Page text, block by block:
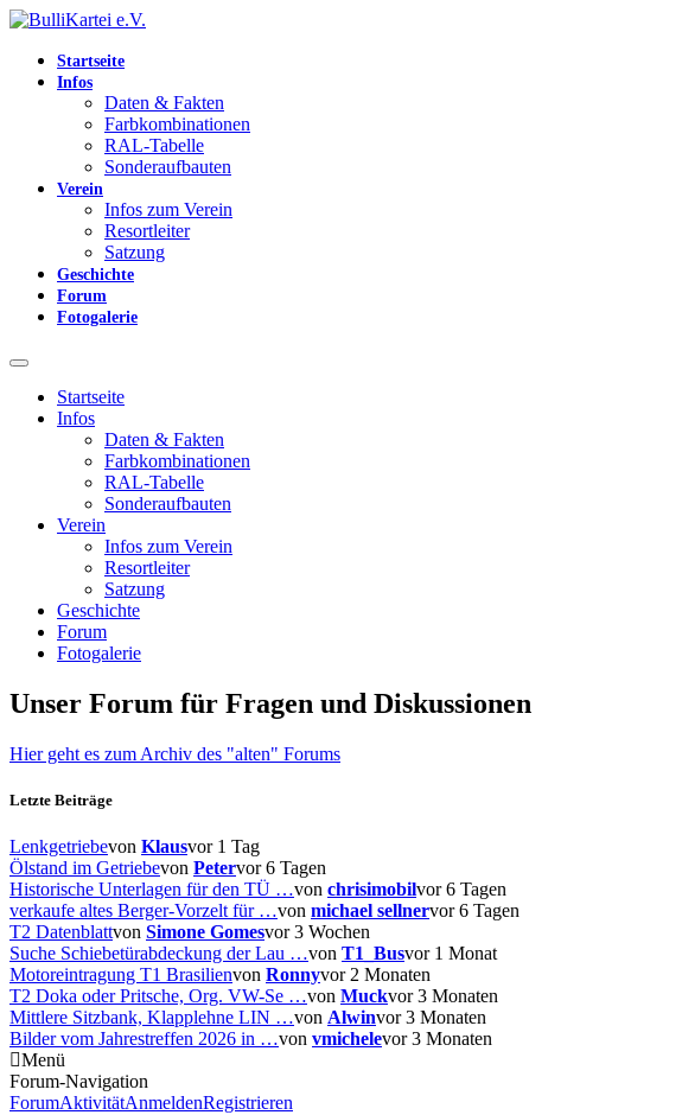
Startseite
Infos
Daten & Fakten
Farbkombinationen
RAL-Tabelle
Sonderaufbauten
Verein
Infos zum Verein
Resortleiter
Satzung
Geschichte
Forum
Fotogalerie
Startseite
Infos
Daten & Fakten
Farbkombinationen
RAL-Tabelle
Sonderaufbauten
Verein
Infos zum Verein
Resortleiter
Satzung
Geschichte
Forum
Fotogalerie
Unser Forum für Fragen und Diskussionen
Hier geht es zum Archiv des "alten" Forums
Letzte Beiträge
Lenkgetriebevon Klausvor 1 Tag
Ölstand im Getriebevon Petervor 6 Tagen
Historische Unterlagen für den TÜ …von chrisimobilvor 6 Tagen
verkaufe altes Berger-Vorzelt für …von michael sellnervor 6 Tagen
T2 Datenblattvon Simone Gomesvor 3 Wochen
Suche Schiebetürabdeckung der Lau …von T1_Busvor 1 Monat
Motoreintragung T1 Brasilienvon Ronnyvor 2 Monaten
T2 Doka oder Pritsche, Org. VW-Se …von Muckvor 3 Monaten
Mittlere Sitzbank, Klapplehne LIN …von Alwinvor 3 Monaten
Bilder vom Jahrestreffen 2026 in …von vmichelevor 3 Monaten
Menü
Forum-Navigation
ForumAktivitätAnmeldenRegistrieren